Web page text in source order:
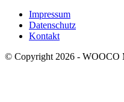
Impressum
Datenschutz
Kontakt
© Copyright 2026 - WOOCO